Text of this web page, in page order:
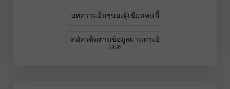
บทความอื่นๆของผู้เขียนคนนี้
สมัครติดตามข้อมูลผ่านทางอิ
เมล